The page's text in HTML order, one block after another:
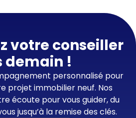
votre conseiller
demain !
personnalisé pour
projet immobilier neuf. Nos
écoute pour vous guider, du
jusqu’à la remise des clés.